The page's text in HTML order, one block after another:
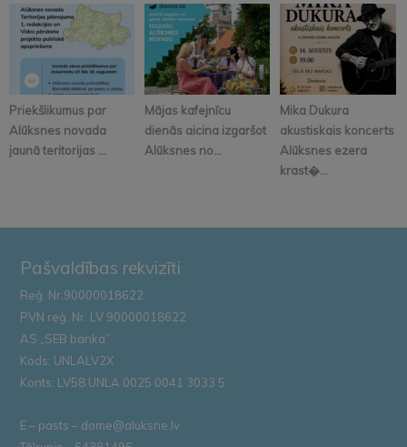
Priekšlikumus par
Alūksnes novada
jaunā teritorijas ...
Mājas kafejnīcu
dienās aicina izgaršot
Alūksnes no...
Mika Dukura
akustiskais koncerts
Alūksnes ezera
krast�...
Pašvaldības rekvizīti
Reģ. Nr.90000018622
PVN reģ. Nr. LV 90000018622
AS „SEB banka”
Kods: UNLALV2X
Konts: LV58 UNLA 0025 0041 3033 5
E – pasts – dome@aluksne.lv